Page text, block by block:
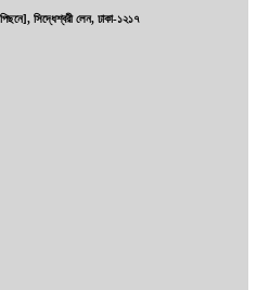
সিদ্ধেশ্বরী লেন, ঢাকা-১২১৭